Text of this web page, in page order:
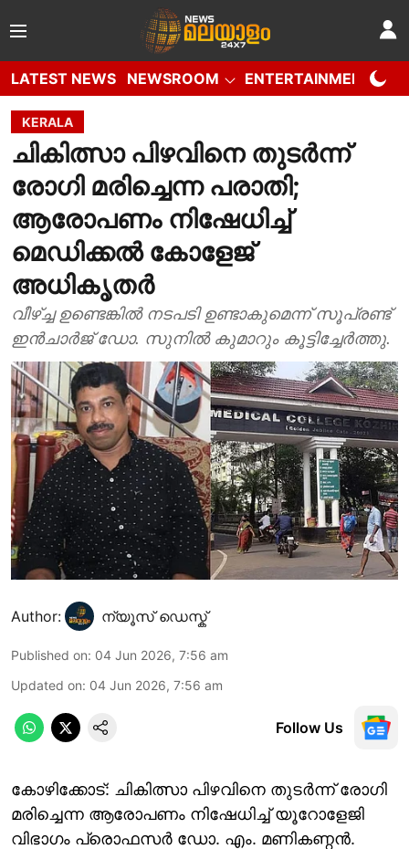
LATEST NEWS NEWSROOM ENTERTAINMENT
KERALA
ചികിത്സാ പിഴവിനെ തുടർന്ന്
രോഗി മരിച്ചെന്ന പരാതി;
ആരോപണം നിഷേധിച്ച്
മെഡിക്കൽ കോളേജ്
അധികൃതർ
വീഴ്ച്ച ഉണ്ടെങ്കിൽ നടപടി ഉണ്ടാകുമെന്ന് സൂപ്രണ്ട്
ഇൻചാർജ് ഡോ. സുനിൽ കുമാറും കൂട്ടിച്ചേർത്തു.
Author: ന്യൂസ് ഡെസ്ക്
Published on: 04 Jun 2026, 7:56 am
Updated on: 04 Jun 2026, 7:56 am
Follow Us
കോഴിക്കോട്: ചികിത്സാ പിഴവിനെ തുടർന്ന് രോഗി
മരിച്ചെന്ന ആരോപണം നിഷേധിച്ച് യൂറോളേജി
വിഭാഗം പ്രൊഫസർ ഡോ. എം. മണികണ്ഠൻ.